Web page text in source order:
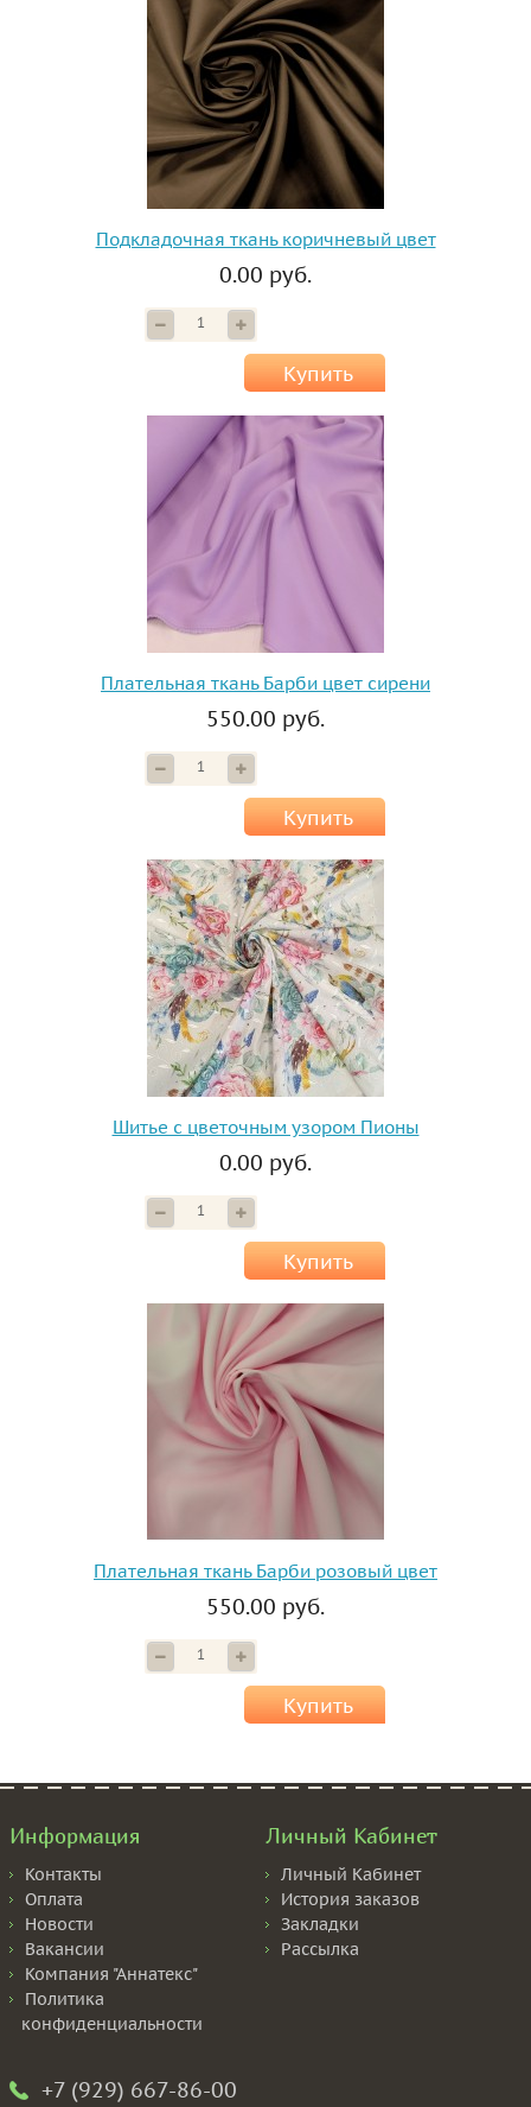
Подкладочная ткань коричневый цвет
0.00 руб.
Купить
Плательная ткань Барби цвет сирени
550.00 руб.
Купить
Шитье с цветочным узором Пионы
0.00 руб.
Купить
Плательная ткань Барби розовый цвет
550.00 руб.
Купить
Информация
Контакты
Оплата
Новости
Вакансии
Компания "Аннатекс"
Политика
конфиденциальности
Личный Кабинет
Личный Кабинет
История заказов
Закладки
Рассылка
+7 (929) 667-86-00